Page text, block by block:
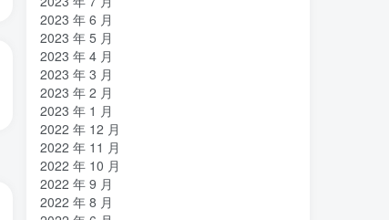
2023 年 6 月
2023 年 5 月
2023 年 4 月
2023 年 3 月
2023 年 2 月
2023 年 1 月
2022 年 12 月
2022 年 11 月
2022 年 10 月
2022 年 9 月
2022 年 8 月